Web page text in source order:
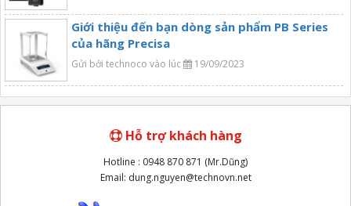
Giới thiệu đến bạn dòng sản phẩm PB Series
của hãng Precisa
Gửi bởi technoco vào lúc 19/09/2023
Hỗ trợ khách hàng
Hotline : 0948 870 871 (Mr.Dũng)
Email: dung.nguyen@technovn.net